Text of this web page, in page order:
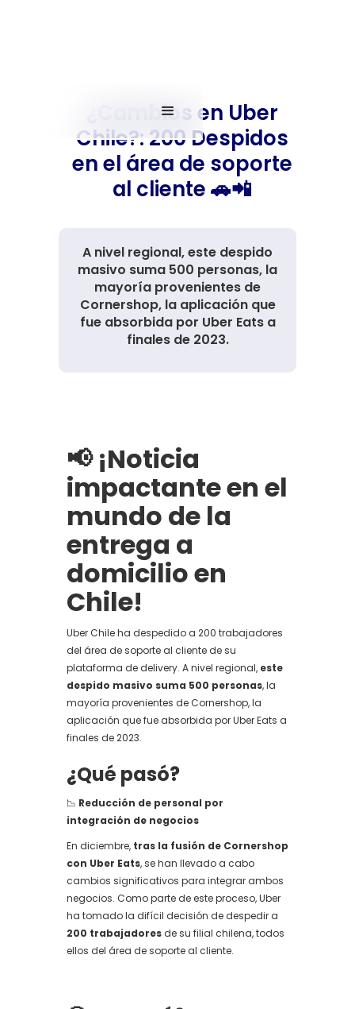
¿Cambios en Uber
Chile?: 200 Despidos
en el área de soporte
al cliente 🚗📲
A nivel regional, este despido
masivo suma 500 personas, la
mayoría provenientes de
Cornershop, la aplicación que
fue absorbida por Uber Eats a
finales de 2023.
📢¡Noticia
impactante en el
mundo de la
entrega a
domicilio en
Chile!
Uber Chile ha despedido a 200 trabajadores
del área de soporte al cliente de su
plataforma de delivery. A nivel regional, este
despido masivo suma 500 personas, la
mayoría provenientes de Cornershop, la
aplicación que fue absorbida por Uber Eats a
finales de 2023.
¿Qué pasó?
📉 Reducción de personal por
integración de negocios
En diciembre, tras la fusión de Cornershop
con Uber Eats, se han llevado a cabo
cambios significativos para integrar ambos
negocios. Como parte de este proceso, Uber
ha tomado la difícil decisión de despedir a
200 trabajadoresde su filial chilena, todos
ellos del área de soporte al cliente.